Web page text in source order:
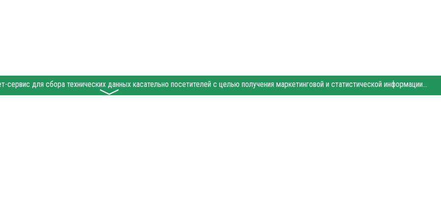
Этот сайт использует «cookies». Также сайт использует интернет-сервис для сбора технических данных касательно посетителей с целью получения маркетинговой и статистической информации. Условия обработки данных посетителей сайта см.
〉